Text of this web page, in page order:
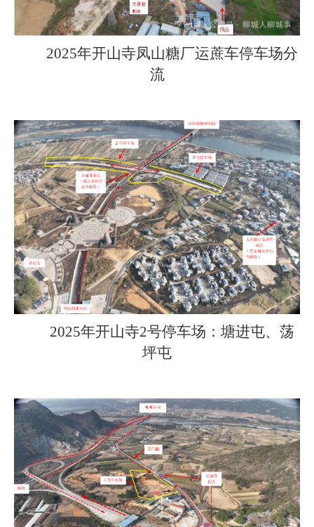
2025年开山寺凤山糖厂运蔗车停车场分
流
2025年开山寺2号停车场：塘进屯、荡
坪屯